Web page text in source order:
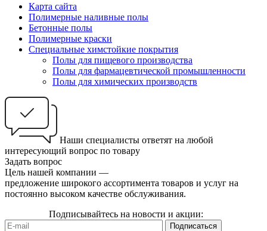
Карта сайта
Полимерные наливные полы
Бетонные полы
Полимерные краски
Специальные химстойкие покрытия
Полы для пищевого производства
Полы для фармацевтической промышленности
Полы для химических производств
Наши специалисты ответят на любой
интересующий вопрос по товару
Задать вопрос
Цель нашей компании —
предложение широкого ассортимента товаров и услуг на
постоянно высоком качестве обслуживания.
Подписывайтесь на новости и акции: